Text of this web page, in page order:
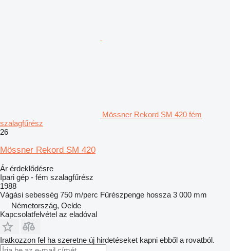
Mössner Rekord SM 420 fém
szalagfűrész
26
Mössner Rekord SM 420
Ár érdeklődésre
Ipari gép - fém szalagfűrész
1988
Vágási sebesség 750 m/perc Fűrészpenge hossza 3 000 mm
Németország, Oelde
Kapcsolatfelvétel az eladóval
Iratkozzon fel ha szeretne új hirdetéseket kapni ebből a rovatból.